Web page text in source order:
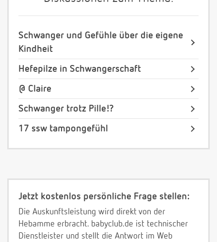
Schwanger und Gefühle über die eigene
Kindheit
Hefepilze in Schwangerschaft
@ Claire
Schwanger trotz Pille!?
17 ssw tampongefühl
Jetzt kostenlos persönliche Frage stellen:
Die Auskunftsleistung wird direkt von der
Hebamme erbracht. babyclub.de ist technischer
Dienstleister und stellt die Antwort im Web